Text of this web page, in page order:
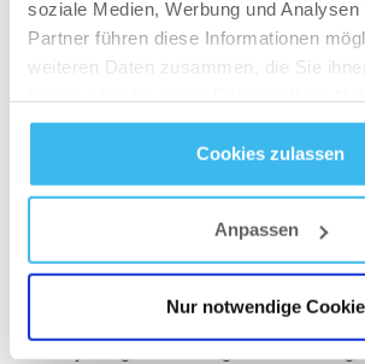
soziale Medien, Werbung und
Partner führen diese Informationen
weiteren Daten zusammen, die Sie
gesammelt haben.
Datenschutz- undCookie-Richtlinien
Cookies zulassen
Anpassen
Nur notwendige
nennt man Nachbrenneffekt.
Stunden nach dem Training
Möglichkeiten für dich, Muskeln
Ganz klassisch kannst du ins
nutzen. Dazu gehören Kurzhantel,
Kettlebell und Medizinball. Wenn
Gewichte verzichten möchtest,
Bodyweight Training besonders